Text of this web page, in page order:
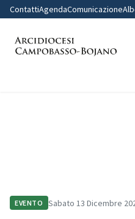
ContattiAgendaComunicazione
EVENTO Sabato 13 Dicembre